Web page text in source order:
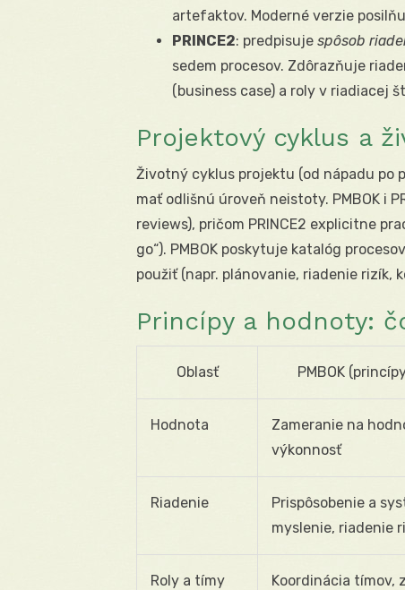
artefaktov. Moderné verzie
PRINCE2: predpisuje spôsob
sedem procesov. Zdôrazňuje
(business case) a roly v riadiacej
Projektový cyklus a
Životný cyklus projektu (od nápadu po
mať odlišnú úroveň neistoty. PMBOK i
reviews), pričom PRINCE2 explicitne
go“). PMBOK poskytuje katalóg
použiť (napr. plánovanie, riadenie rizík,
Princípy a hodnoty:
Oblasť PMBOK
Hodnota
Zameranie na
výkonnosť
Riadenie
Prispôsobenie a
myslenie, riadenie
Roly a tímy
Koordinácia tímov,